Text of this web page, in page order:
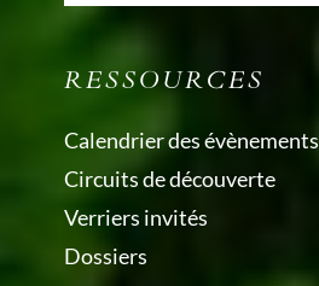
RESSOURCES
Calendrier des évènements
Circuits de découverte
Verriers invités
Dossiers